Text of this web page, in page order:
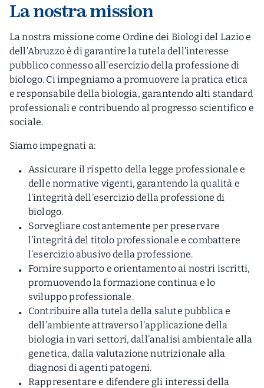
La nostra mission
La nostra missione come Ordine dei Biologi del Lazio e
dell’Abruzzo è di garantire la tutela dell’interesse
pubblico connesso all’esercizio della professione di
biologo. Ci impegniamo a promuovere la pratica etica
e responsabile della biologia, garantendo alti standard
professionali e contribuendo al progresso scientifico e
sociale.
Siamo impegnati a:
Assicurare il rispetto della legge professionale e
delle normative vigenti, garantendo la qualità e
l’integrità dell’esercizio della professione di
biologo.
Sorvegliare costantemente per preservare
l’integrità del titolo professionale e combattere
l’esercizio abusivo della professione.
Fornire supporto e orientamento ai nostri iscritti,
promuovendo la formazione continua e lo
sviluppo professionale.
Contribuire alla tutela della salute pubblica e
dell’ambiente attraverso l’applicazione della
biologia in vari settori, dall’analisi ambientale alla
genetica, dalla valutazione nutrizionale alla
diagnosi di agenti patogeni.
Rappresentare e difendere gli interessi della